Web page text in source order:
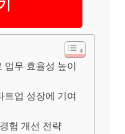
업무 효율성 높이
트업 성장에 기여
험 개선 전략